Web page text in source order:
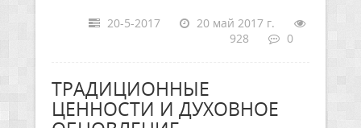
20-5-2017
20 май 2017 г.
928
0
ТРАДИЦИОННЫЕ
ЦЕННОСТИ И ДУХОВНОЕ